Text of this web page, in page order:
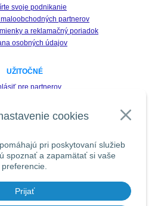
cookies
pri poskytovaní služieb
spoznať a zapamätať si vaše
preferencie.
Prijať
svoje podnikanie
partnerov
a reklamačný poriadok
osobných údajov
UŽITOČNÉ
pre partnerov
heslo
NÁS VŠADE
ZNÁMEMU